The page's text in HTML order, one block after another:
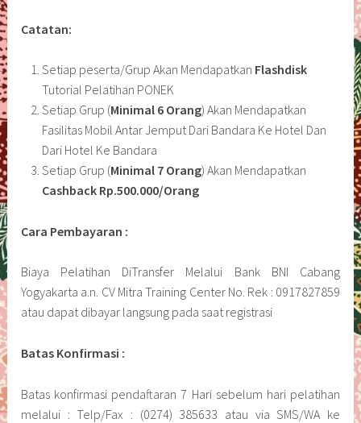
Catatan:
Setiap peserta/Grup Akan Mendapatkan Flashdisk
Tutorial Pelatihan PONEK
Setiap Grup (Minimal 6 Orang) Akan Mendapatkan
Fasilitas Mobil Antar Jemput Dari Bandara Ke Hotel Dan
Dari Hotel Ke Bandara
Setiap Grup (Minimal 7 Orang) Akan Mendapatkan
Cashback Rp.500.000/Orang
Cara Pembayaran :
Biaya Pelatihan DiTransfer Melalui Bank BNI Cabang
Yogyakarta a.n. CV Mitra Training Center No. Rek : 0917827859
atau dapat dibayar langsung pada saat registrasi
Batas Konfirmasi :
Batas konfirmasi pendaftaran 7 Hari sebelum hari pelatihan
melalui : Telp/Fax : (0274) 385633 atau via SMS/WA ke